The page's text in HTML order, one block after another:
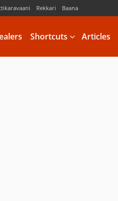
Rekkari Baana
Shortcuts Articles